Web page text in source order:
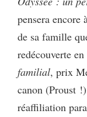
pensera encore
de sa famille
redécouverte
familial, prix
canon (Proust
réaffiliation